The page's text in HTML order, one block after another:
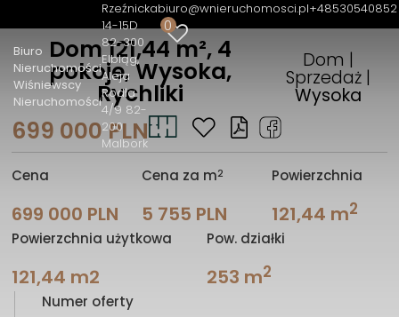
Biuro
Nieruchomości
Wiśniewscy
Nieruchomości
Rzeźnicka
14-15D
82-300
Elbląg
Aleja
Rodła
4/9 82-
200
Malbork
biuro@wnieruchomosci.pl+48530540852
0
Dom 121,44 m², 4
pokoje, Wysoka,
Rychliki
Dom |
Sprzedaż |
Wysoka
699 000 PLN
Cena
699 000 PLN
Cena za m2
5 755 PLN
Powierzchnia
121,44 m2
Powierzchnia użytkowa
121,44 m2
Pow. działki
253 m2
Numer oferty